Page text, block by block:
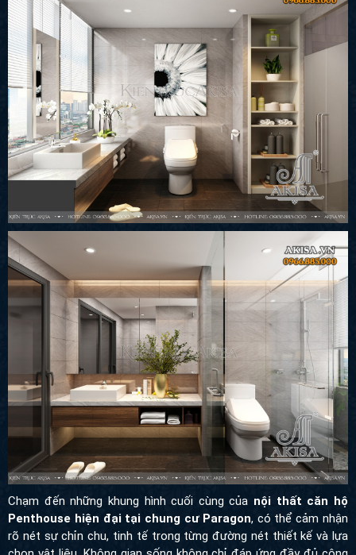
Chạm đến những khung hình cuối cùng của nội thất căn hộ
Penthouse hiện đại tại chung cư Paragon, có thể cảm nhận
rõ nét sự chỉn chu, tinh tế trong từng đường nét thiết kế và lựa